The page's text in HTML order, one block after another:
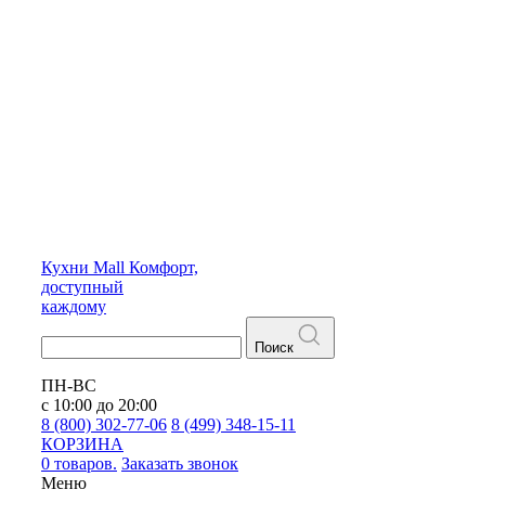
Кухни Mall Комфорт,
доступный
каждому
Поиск
ПН-ВС
с 10:00 до 20:00
8 (800) 302-77-06 8 (499) 348-15-11
КОРЗИНА
0 товаров. Заказать звонок
Меню